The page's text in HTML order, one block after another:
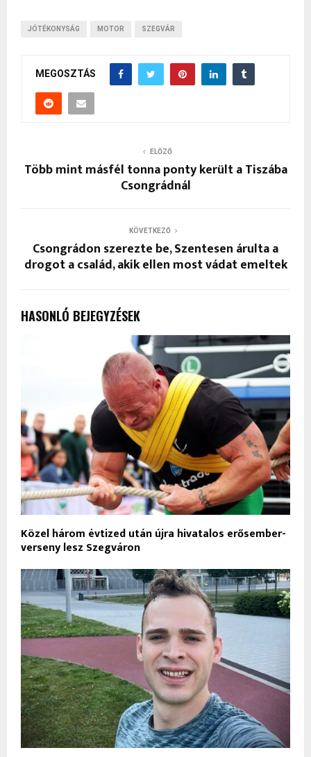
JÓTÉKONYSÁG MOTOR SZEGVÁR
MEGOSZTÁS
ELŐZŐ
Több mint másfél tonna ponty került a Tiszába
Csongrádnál
KÖVETKEZŐ
Csongrádon szerezte be, Szentesen árulta a
drogot a család, akik ellen most vádat emeltek
HASONLÓ BEJEGYZÉSEK
Közel három évtized után újra hivatalos erősember-
verseny lesz Szegváron